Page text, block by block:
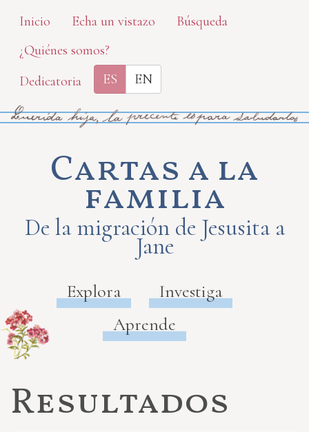
Skip
main
content
Inicio Echa un vistazo
Búsqueda
¿Quiénes somos?
Dedicatoria
ES EN
Cartas a la
familia
De la migración de Jesusita a
Jane
Explora
Investiga
Aprende
Resultados